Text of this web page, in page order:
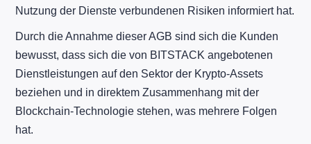
Nutzung der Dienste verbundenen Risiken informiert hat.
Durch die Annahme dieser AGB sind sich die Kunden
bewusst, dass sich die von BITSTACK angebotenen
Dienstleistungen auf den Sektor der Krypto-Assets
beziehen und in direktem Zusammenhang mit der
Blockchain-Technologie stehen, was mehrere Folgen
hat.